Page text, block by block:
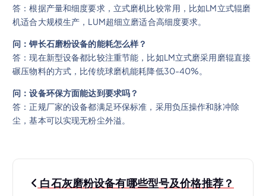
答：根据产量和细度要求，立式磨机比较常用，比如LM立式辊磨
机适合大规模生产，LUM超细立磨适合高细度要求。
问：钾长石磨粉设备的能耗怎么样？
答：现在新型设备都比较注重节能，比如LM立式磨采用磨辊直接
碾压物料的方式，比传统球磨机能耗降低30-40%。
问：设备环保方面能达到要求吗？
答：正规厂家的设备都满足环保标准，采用负压操作和脉冲除
尘，基本可以实现无粉尘外溢。
文 白石灰磨粉设备有哪些型号及价格推荐？